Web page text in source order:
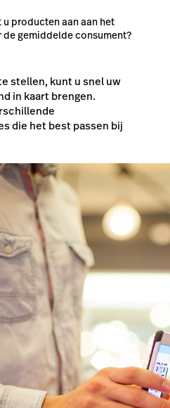
u producten aan aan het
de gemiddelde consument?
stellen, kunt u snel uw
in kaart brengen.
die het best passen bij